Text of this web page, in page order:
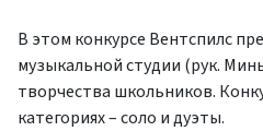
В этом конкурсе Вентспилс
музыкальной студии (рук.
творчества школьников.
категориях – соло и дуэты.